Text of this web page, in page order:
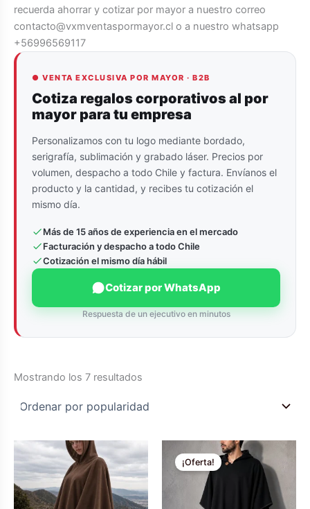
recuerda ahorrar y cotizar por mayor a nuestro correo
contacto@vxmventaspormayor.cl o a nuestro whatsapp
+56996569117
● VENTA EXCLUSIVA POR MAYOR · B2B
Cotiza regalos corporativos al por
mayor para tu empresa
Personalizamos con tu logo mediante bordado,
serigrafía, sublimación y grabado láser. Precios por
volumen, despacho a todo Chile y factura. Envíanos el
producto y la cantidad, y recibes tu cotización el
mismo día.
Más de 15 años de experiencia en el mercado
Facturación y despacho a todo Chile
Cotización el mismo día hábil
Cotizar por WhatsApp
Respuesta de un ejecutivo en minutos
Mostrando los 7 resultados
¡Oferta!